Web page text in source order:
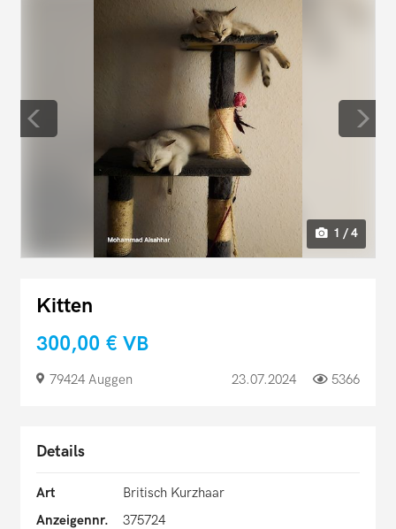
1 / 4
Kitten
300,00 € VB
79424 Auggen 23.07.2024 5366
Details
Art
Britisch Kurzhaar
Anzeigennr.
375724